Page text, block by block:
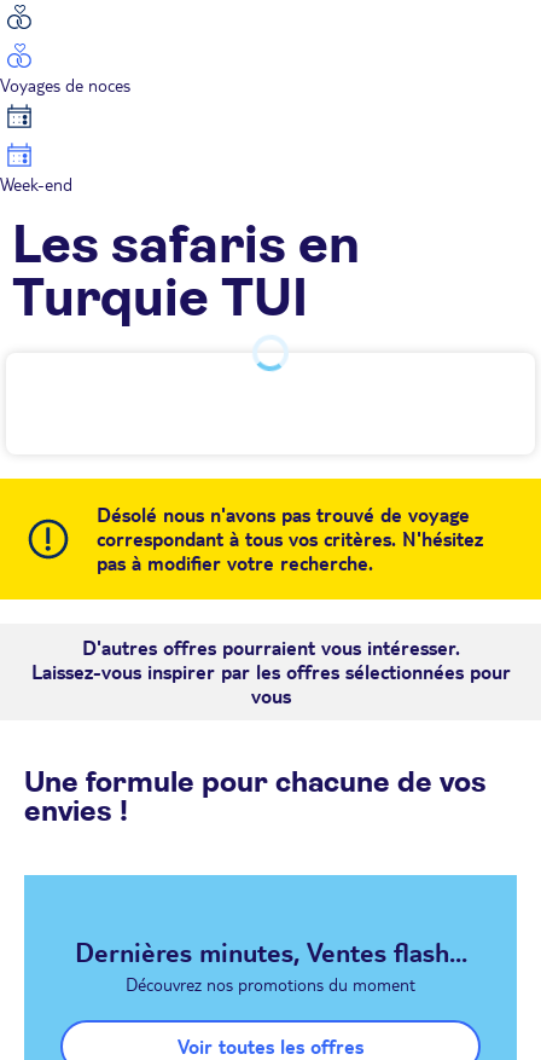
Voyages de noces
Week-end
Les safaris en
Turquie TUI
Désolé nous n'avons pas trouvé de voyage
correspondant à tous vos critères. N'hésitez
pas à modifier votre recherche.
D'autres offres pourraient vous intéresser.
Laissez-vous inspirer par les offres sélectionnées pour
vous
Une formule pour chacune de vos
envies !
Dernières minutes, Ventes flash...
Découvrez nos promotions du moment
Voir toutes les offres